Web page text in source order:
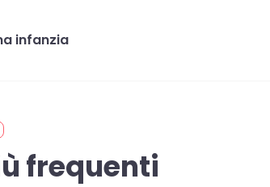
infanzia
frequenti